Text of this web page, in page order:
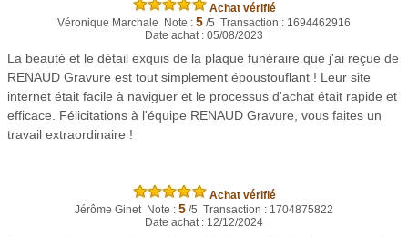
Achat vérifié
Véronique Marchale Note : 5 /5 Transaction : 1694462916
Date achat : 05/08/2023
La beauté et le détail exquis de la plaque funéraire que j'ai reçue de
RENAUD Gravure est tout simplement époustouflant ! Leur site
internet était facile à naviguer et le processus d'achat était rapide et
efficace. Félicitations à l'équipe RENAUD Gravure, vous faites un
travail extraordinaire !
Achat vérifié
Jérôme Ginet Note : 5 /5 Transaction : 1704875822
Date achat : 12/12/2024